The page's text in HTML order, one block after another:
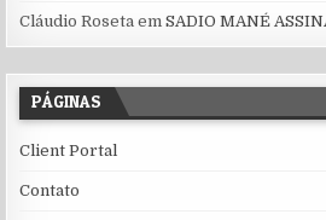
Cláudio Roseta emSADIO MANÉ
PÁGINAS
Client Portal
Contato